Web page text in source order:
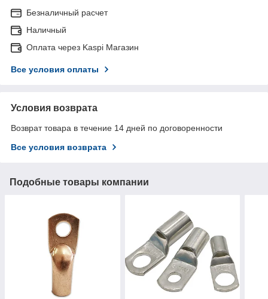
Безналичный расчет
Наличный
Оплата через Kaspi Магазин
Все условия оплаты
Условия возврата
Возврат товара в течение 14 дней по договоренности
Все условия возврата
Подобные товары компании